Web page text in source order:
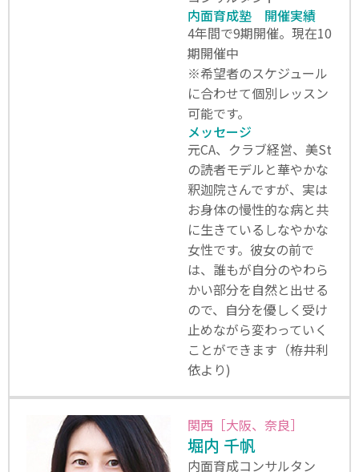
内面育成塾 開催実績
4年間で9期開催。現在10
期開催中
※希望者のスケジュール
に合わせて個別レッスン
可能です。
メッセージ
元CA、クラブ経営、美St
の読者モデルと華やかな
釈迦院さんですが、実は
お身体の慢性的な病と共
に生きているしなやかな
女性です。彼女の前で
は、誰もが自分のやわら
かい部分を自然と出せる
ので、自分を優しく受け
止めながら変わっていく
ことができます（栫井利
依より)
関西［大阪、奈良］
堀内 千帆
内面育成コンサルタン